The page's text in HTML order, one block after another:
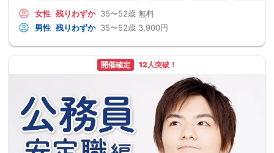
女性 残りわずか 35〜52歳 無料
男性 残りわずか 35〜52歳 3,900円
開催確定 12人突破！